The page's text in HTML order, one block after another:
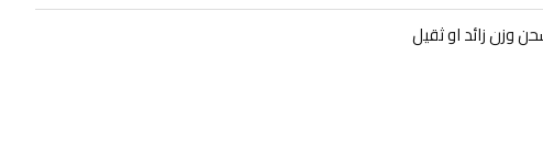
وزن زائد او ثقيل